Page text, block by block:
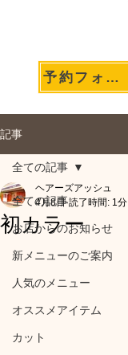
予約フォームへ
記事
全ての記事
お店からのお知らせ
新メニューのご案内
人気のメニュー
オススメアイテム
カット
全ての記事
初カラー
ヘアーズアッシュ
4月8日 読了時間: 1分